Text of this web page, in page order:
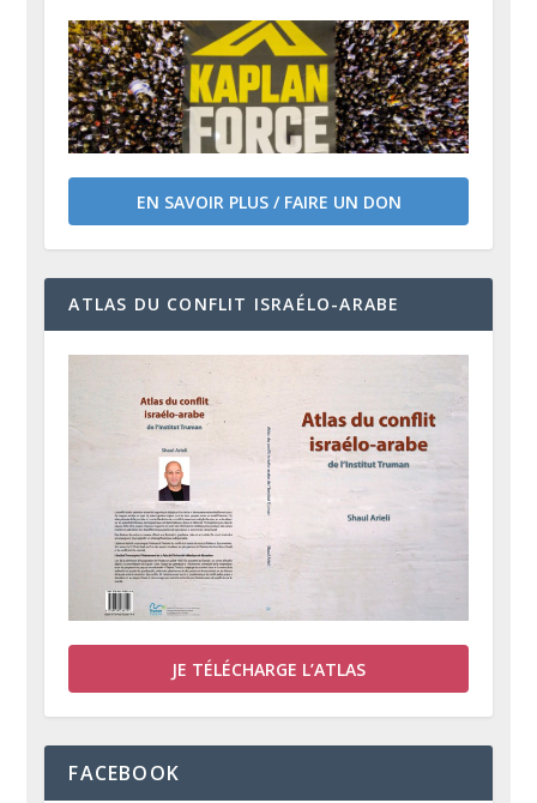
EN SAVOIR PLUS / FAIRE UN DON
ATLAS DU CONFLIT ISRAÉLO-ARABE
JE TÉLÉCHARGE L’ATLAS
FACEBOOK